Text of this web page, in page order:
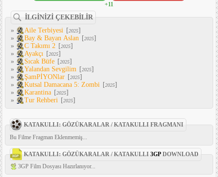
+11
İLGİNİZİ ÇEKEBİLİR
»
Aile Terbiyesi [2025]
»
Bay & Bayan Aslan [2025]
»
C Takımı 2 [2025]
»
Ayakçı [2025]
»
Sıcak Büfe [2025]
»
Yalandan Sevgilim [2025]
»
ŞamPİYONlar [2025]
»
Kutsal Damacana 5: Zombi [2025]
»
Karantina [2025]
»
Tur Rehberi [2025]
KATAKULLI: GÖZÜKARALAR / KATAKULLI FRAGMANI
Bu Filme Fragman Eklenmemiş...
KATAKULLI: GÖZÜKARALAR / KATAKULLI 3GP DOWNLOAD
3GP Film Dosyası Hazırlanıyor...